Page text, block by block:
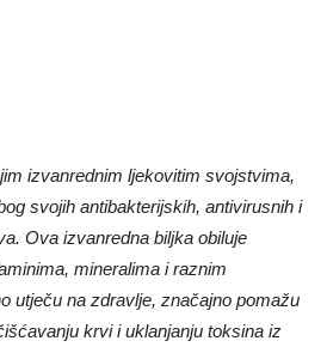
izvanrednim ljekovitim svojstvima,
svojih antibakterijskih, antivirusnih i
Ova izvanredna biljka obiluje
mineralima i raznim
utječu na zdravlje, značajno pomažu
krvi i uklanjanju toksina iz